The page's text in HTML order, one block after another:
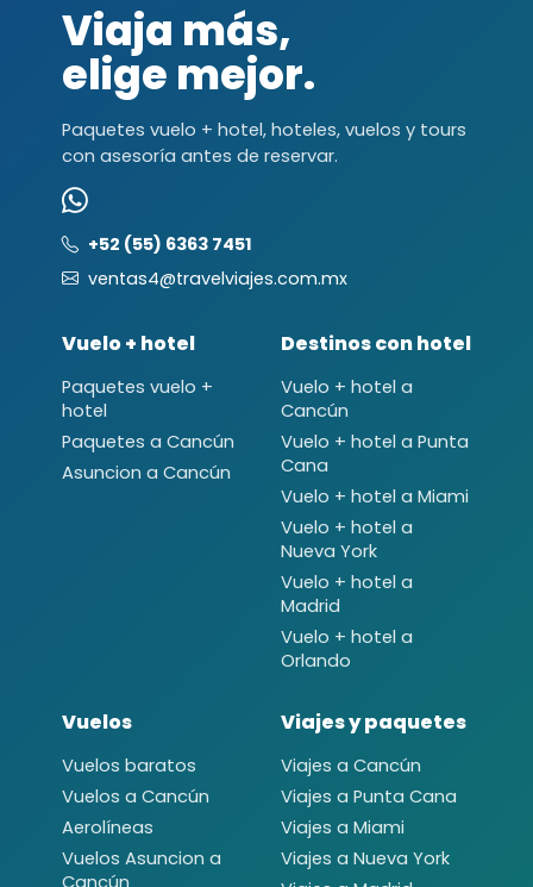
Viaja más,
elige mejor.
Paquetes vuelo + hotel, hoteles, vuelos y tours
con asesoría antes de reservar.
+52 (55) 6363 7451
ventas4@travelviajes.com.mx
Vuelo + hotel
Paquetes vuelo +
hotel
Paquetes a Cancún
Asuncion a Cancún
Destinos con hotel
Vuelo + hotel a
Cancún
Vuelo + hotel a Punta
Cana
Vuelo + hotel a Miami
Vuelo + hotel a
Nueva York
Vuelo + hotel a
Madrid
Vuelo + hotel a
Orlando
Vuelos
Vuelos baratos
Vuelos a Cancún
Aerolíneas
Vuelos Asuncion a
Cancún
Viajes y paquetes
Viajes a Cancún
Viajes a Punta Cana
Viajes a Miami
Viajes a Nueva York